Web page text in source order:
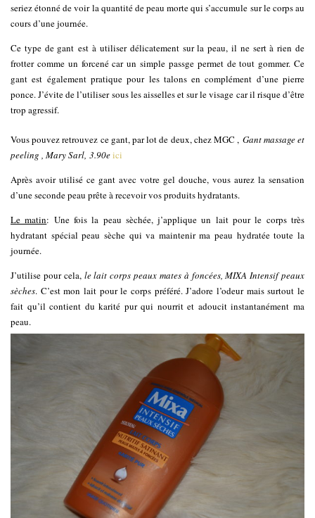
seriez étonné de voir la quantité de peau morte qui s’accumule sur le corps au
cours d’une journée.
Ce type de gant est à utiliser délicatement sur la peau, il ne sert à rien de
frotter comme un forcené car un simple passge permet de tout gommer. Ce
gant est également pratique pour les talons en complément d’une pierre
ponce. J’évite de l’utiliser sous les aisselles et sur le visage car il risque d’être
trop agressif.
Vous pouvez retrouvez ce gant, par lot de deux, chez MGC , Gant massage et
peeling , Mary Sarl, 3.90eici
Après avoir utilisé ce gant avec votre gel douche, vous aurez la sensation
d’une seconde peau prête à recevoir vos produits hydratants.
Le matin: Une fois la peau sèchée, j’applique un lait pour le corps très
hydratant spécial peau sèche qui va maintenir ma peau hydratée toute la
journée.
J’utilise pour cela, le lait corps peaux mates à foncées, MIXA Intensif peaux
sèches. C’est mon lait pour le corps préféré. J’adore l’odeur mais surtout le
fait qu’il contient du karité pur qui nourrit et adoucit instantanément ma
peau.